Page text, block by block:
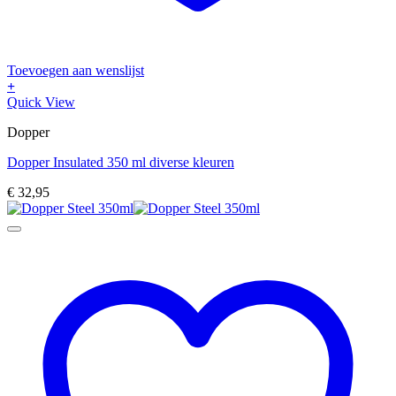
Toevoegen aan wenslijst
+
Dit
heeft
variaties.
optie
kan
gekozen
productpagina
Quick View
Dopper
Dopper Insulated 350 ml diverse kleuren
€ 32,95